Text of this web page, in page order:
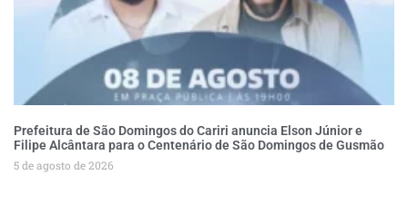
Prefeitura de São Domingos do Cariri anuncia Elson Júnior e
Filipe Alcântara para o Centenário de São Domingos de Gusmão
5 de agosto de 2026